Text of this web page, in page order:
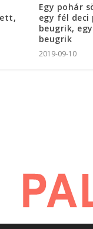
Egy pohár
egy fél deci
beugrik,
beugrik
2019-09-10